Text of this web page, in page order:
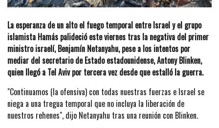
La esperanza de un alto el fuego temporal entre Israel y el grupo
islamista Hamás palideció este viernes tras la negativa del primer
ministro israelí, Benjamín Netanyahu, pese a los intentos por
mediar del secretario de Estado estadounidense, Antony Blinken,
quien llegó a Tel Aviv por tercera vez desde que estalló la guerra.
"Continuamos (la ofensiva) con todas nuestras fuerzas e Israel se
niega a una tregua temporal que no incluya la liberación de
nuestros rehenes", dijo Netanyahu tras una reunión con Blinken.